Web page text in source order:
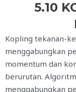
5.10
Kopling tekanan-
menggabungkan
momentum dan
berurutan.
menggabungkan